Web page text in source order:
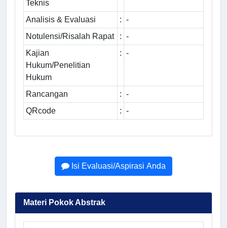
Teknis
Analisis & Evaluasi : -
Notulensi/Risalah Rapat
: -
Kajian
Hukum/Penelitian
Hukum
: -
Rancangan : -
QRcode
: -
Isi Evaluasi/Aspirasi Anda
Materi Pokok Abstrak